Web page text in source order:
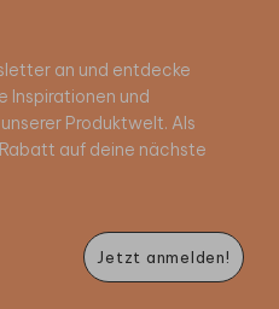
an und entdecke
Inspirationen und
Produktwelt. Als
auf deine nächste
Jetzt anmelden!